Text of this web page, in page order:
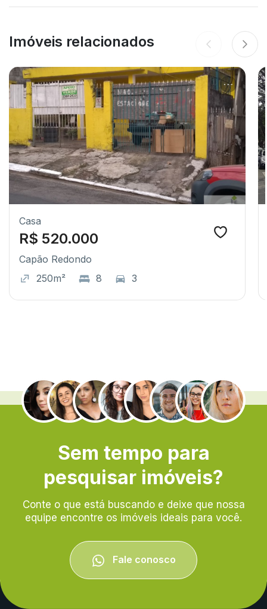
Imóveis relacionados
Casa
R$ 520.000
Capão Redondo
250m²
8 3
.
Sem tempo para
pesquisar imóveis?
Conte o que está buscando e deixe que nossa
equipe encontre os imóveis ideais para você.
Fale conosco